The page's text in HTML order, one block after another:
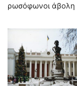
ρωσόφωνοι